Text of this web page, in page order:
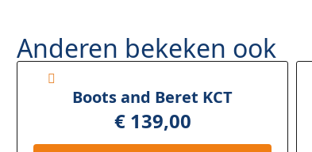
Anderen bekeken ook
Boots and Beret KCT
€139,00